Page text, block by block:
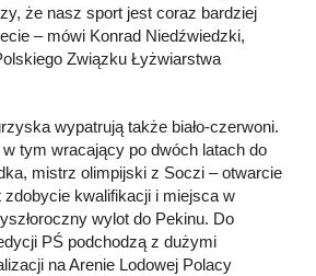
że nasz sport jest coraz bardziej
– mówi Konrad Niedźwiedzki,
Związku Łyżwiarstwa
wypatrują także biało-czerwoni.
tym wracający po dwóch latach do
mistrz olimpijski z Soczi – otwarcie
kwalifikacji i miejsca w
wylot do Pekinu. Do
PŚ podchodzą z dużymi
na Arenie Lodowej Polacy